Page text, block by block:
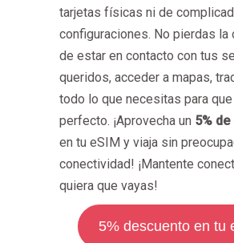
tarjetas físicas ni de
configuraciones. No pierdas la
de estar en contacto con tus
queridos, acceder a mapas,
todo lo que necesitas para
perfecto. ¡Aprovecha un 5%
en tu eSIM y viaja sin
conectividad! ¡Mantente
quiera que vayas!
5% descuento en tu